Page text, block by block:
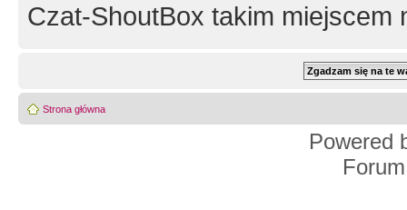
Czat-ShoutBox takim miejscem
Strona główna
Powered